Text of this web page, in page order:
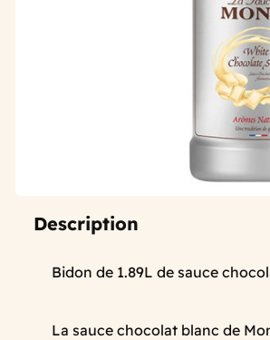
Description
Bidon de 1.89L de sauce
La sauce chocolat blanc de